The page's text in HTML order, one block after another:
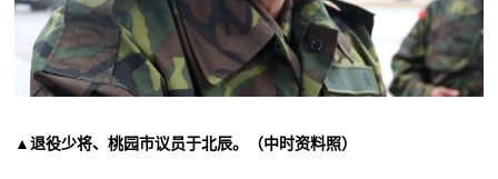
▲退役少将、桃园市议员于北辰。（中时资料照）